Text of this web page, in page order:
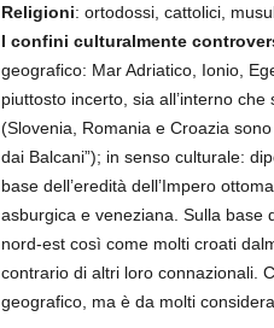
Religioni: ortodossi, cattolici,
I confini culturalmente
geografico: Mar Adriatico, Ionio,
piuttosto incerto, sia all’interno
(Slovenia, Romania e Croazia
dai Balcani”); in senso culturale:
base dell’eredità dell’Impero
asburgica e veneziana. Sulla base
nord-est così come molti croati
contrario di altri loro connazionali.
geografico, ma è da molti